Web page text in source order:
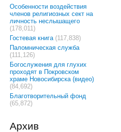
Особенности воздействия
членов религиозных сект на
личность неслышащего
(178,011)
Гостевая книга (117,838)
Паломническая служба
(111,126)
Богослужения для глухих
проходят в Покровском
храме Новосибирска (видео)
(84,692)
Благотворительный фонд
(65,872)
Архив